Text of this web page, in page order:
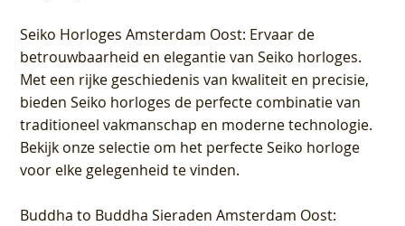
Seiko Horloges Amsterdam Oost: Ervaar de
betrouwbaarheid en elegantie van Seiko horloges.
Met een rijke geschiedenis van kwaliteit en precisie,
bieden Seiko horloges de perfecte combinatie van
traditioneel vakmanschap en moderne technologie.
Bekijk onze selectie om het perfecte Seiko horloge
voor elke gelegenheid te vinden.
Buddha to Buddha Sieraden Amsterdam Oost: